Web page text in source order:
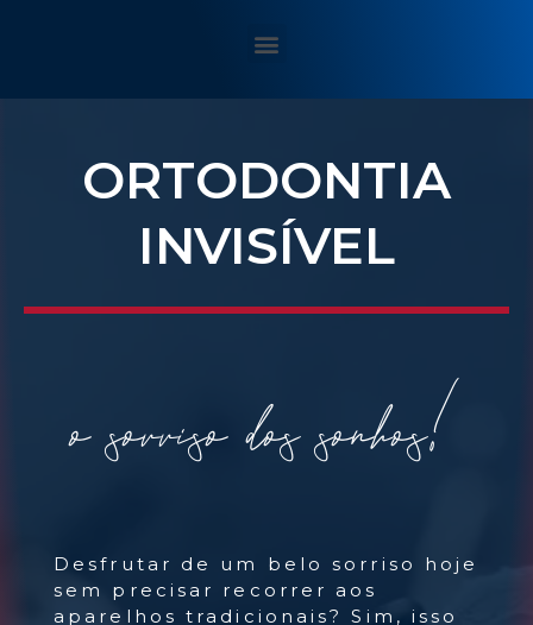
ORTODONTIA
INVISÍVEL
o sorriso dos sonhos!
Desfrutar de um belo sorriso hoje
sem precisar recorrer aos
aparelhos tradicionais? Sim, isso